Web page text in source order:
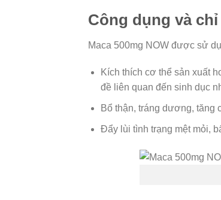
Công dụng và chỉ
Maca 500mg NOW được sử
Kích thích cơ thể sản xuất
đề liên quan đến sinh dục
Bổ thận, tráng dương, tăng
Đẩy lùi tình trạng mệt mỏi,